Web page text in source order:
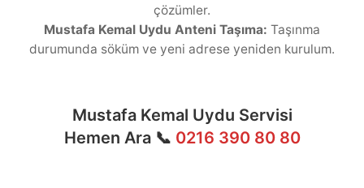
çözümler.
Mustafa Kemal Uydu Anteni Taşıma: Taşınma
durumunda söküm ve yeni adrese yeniden kurulum.
Mustafa Kemal Uydu Servisi
Hemen Ara 📞 0216 390 80 80